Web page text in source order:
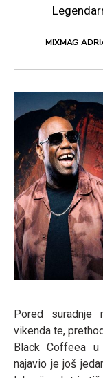
MIXMAG
Pored
vikenda te,
Black Coffeea u
najavio je još